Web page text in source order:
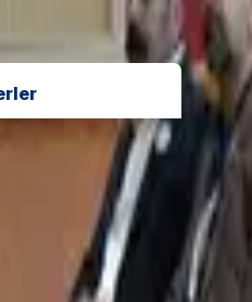
Gıda Denetim
Koordinasyonundan
kapsamlı denetim
6 Ağustos 2026
Silvan’da
göletler